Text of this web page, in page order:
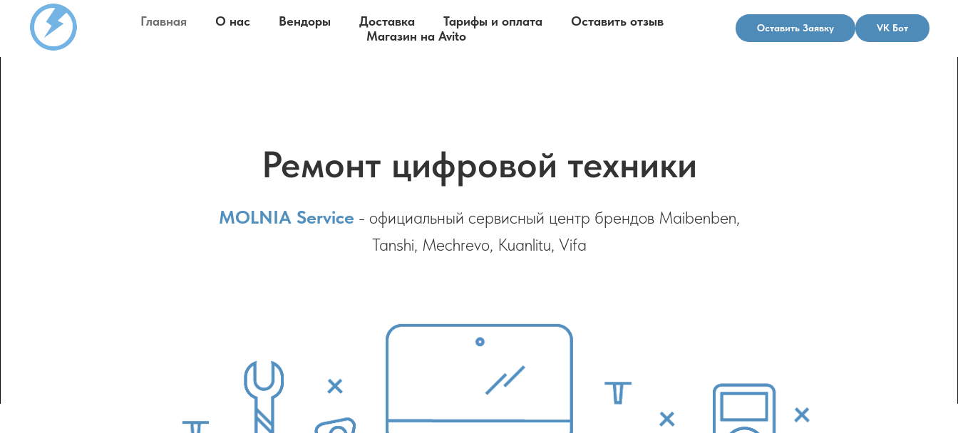
Главная О нас Вендоры Доставка Тарифы и оплата
Оставить отзыв
Магазин на Avito
Оставить Заявку VK Бот
Ремонт цифровой техники
MOLNIA Service - официальный сервисный центр брендов Maibenben,
Tanshi, Mechrevo, Kuanlitu, Vifa